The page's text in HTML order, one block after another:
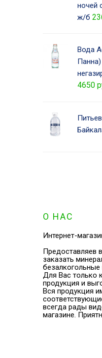
ночей
ж/б
Вода
Панна)
4650
О НАС
Интернет-
Предоставляев
заказать
безалкогольные
Для Вас только
продукция и
Вся продукция
всегда рады
магазине.